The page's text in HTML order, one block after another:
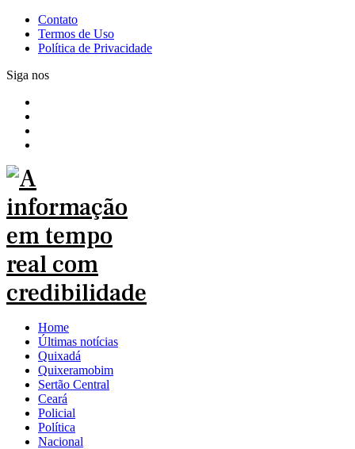
Contato
Termos de Uso
Política de Privacidade
Siga nos
Home
Últimas notícias
Quixadá
Quixeramobim
Sertão Central
Ceará
Policial
Política
Nacional